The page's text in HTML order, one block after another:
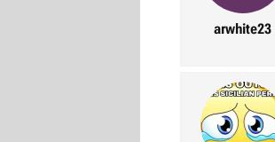
arwhite23